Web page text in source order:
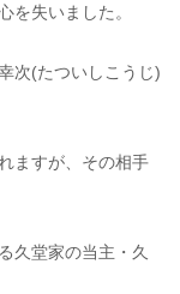
を失いました。
次(たついしこうじ)
ますが、その相手
久堂家の当主・久